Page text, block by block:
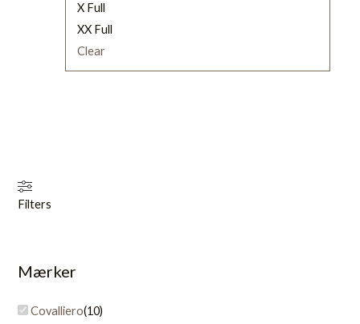
Filters
Mærker
Covalliero(10)
X Full
XX Full
Clear